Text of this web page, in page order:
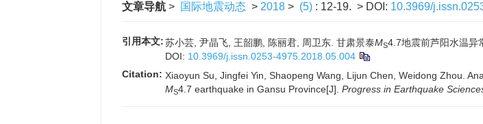
文章导航 > 国际地震动态 > 2018 > (5) : 12-19. > DOI: 10.3969/
引用本文:苏小芸, 尹晶飞, 王韶鹏, 陈丽君, 周卫东. 甘肃景泰MS4.7地震前芦阳水温异
DOI: 10.3969/j.issn.0253-4975.2018.05.004
Citation: Xiaoyun Su, Jingfei Yin, Shaopeng Wang, Lijun Chen, Weidong Zhou.
MS4.7 earthquake in Gansu Province[J]. Progress in Earthquake